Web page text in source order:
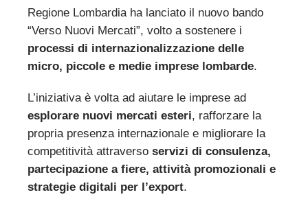
Regione Lombardia ha lanciato il nuovo bando
“Verso Nuovi Mercati”, volto a sostenere i
processi di internazionalizzazione delle
micro, piccole e medie imprese lombarde.
L’iniziativa è volta ad aiutare le imprese ad
esplorare nuovi mercati esteri, rafforzare la
propria presenza internazionale e migliorare la
competitività attraverso servizi di consulenza,
partecipazione a fiere, attività promozionali e
strategie digitali per l’export.